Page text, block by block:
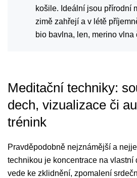
košile. Ideální jsou přírodní
zimě zahřejí a v létě
bio bavlna, len, merino vlna
Meditační techniky:
dech, vizualizace či
trénink
Pravděpodobně nejznámější a
technikou je koncentrace na vlastní
vede ke zklidnění, zpomalení